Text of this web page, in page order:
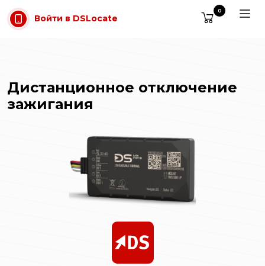
Перейти к содержимому
Войти в DSLocate
0
Дистанционное отключение
зажигания